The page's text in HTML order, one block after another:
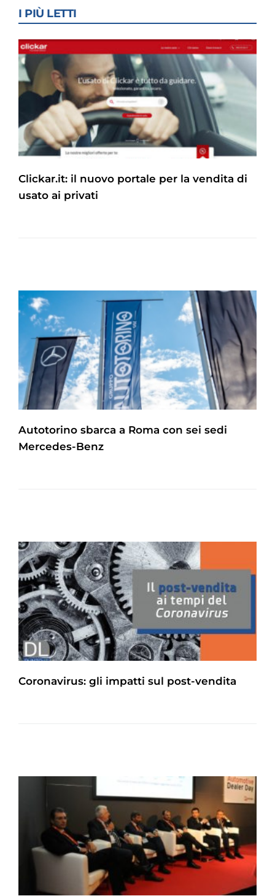
I PIÙ LETTI
Clickar.it: il nuovo portale per la vendita di
usato ai privati
Autotorino sbarca a Roma con sei sedi
Mercedes-Benz
Coronavirus: gli impatti sul post-vendita